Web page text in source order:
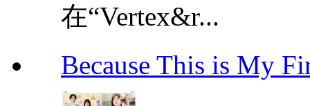
在“Vertex&r...
Because This is My